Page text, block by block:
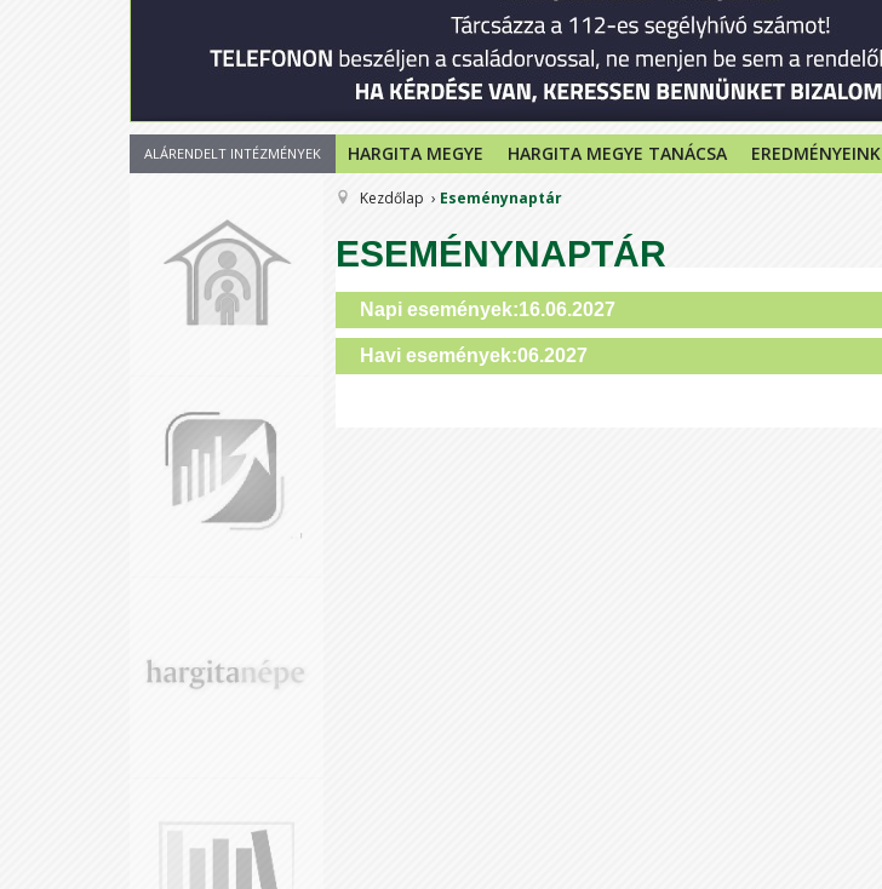
12
ALÁRENDELT INTÉZMÉNYEK HARGITA MEGYE HARGITA MEGYE TANÁCSA EREDMÉNYEINK
Kezdőlap Eseménynaptár
ESEMÉNYNAPTÁR
Napi események:16.06.2027
Havi események:06.2027